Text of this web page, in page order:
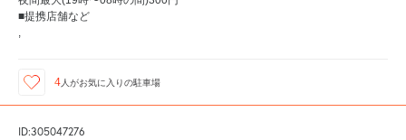
■提携店舗など
,
4人がお気に入りの駐車場
ID:305047276